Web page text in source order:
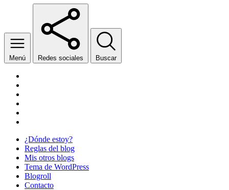
Menú Redes sociales Buscar
¿Dónde estoy?
Reglas del blog
Mis otros blogs
Tema de WordPress
Blogroll
Contacto